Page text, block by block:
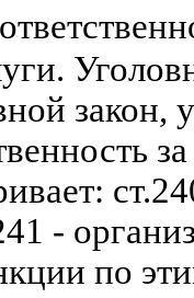
закон,
-
по